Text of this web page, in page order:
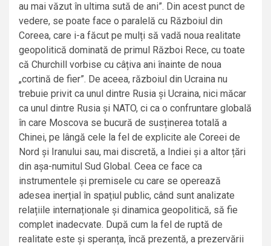
au mai văzut în ultima sută de ani”. Din acest punct de
vedere, se poate face o paralelă cu Războiul din
Coreea, care i-a făcut pe mulți să vadă noua realitate
geopolitică dominată de primul Război Rece, cu toate
că Churchill vorbise cu câțiva ani înainte de noua
„cortină de fier”. De aceea, războiul din Ucraina nu
trebuie privit ca unul dintre Rusia și Ucraina, nici măcar
ca unul dintre Rusia și NATO, ci ca o confruntare globală
în care Moscova se bucură de susținerea totală a
Chinei, pe lângă cele la fel de explicite ale Coreei de
Nord și Iranului sau, mai discretă, a Indiei și a altor țări
din așa-numitul Sud Global. Ceea ce face ca
instrumentele și premisele cu care se operează
adesea inerțial în spațiul public, când sunt analizate
relațiile internaționale și dinamica geopolitică, să fie
complet inadecvate. După cum la fel de ruptă de
realitate este și speranța, încă prezentă, a prezervării